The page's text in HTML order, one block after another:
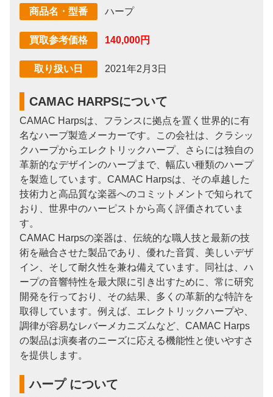
商品名・型番 ハープ
買取参考価格 140,000円
取り扱い日 2021年2月3日
CAMAC HARPSについて
CAMAC Harpsは、フランスに拠点を置く世界的に有
名なハープ製造メーカーです。この会社は、クラシッ
クハープからエレクトリックハープ、さらには独自の
革新的なデザインのハープまで、幅広い種類のハープ
を製造しています。CAMAC Harpsは、その卓越した
技術力と高品質な楽器へのコミットメントで知られて
おり、世界中のハーピストから高く評価されていま
す。
CAMAC Harpsの楽器は、伝統的な職人技と最新の技
術を融合させた製品であり、優れた音質、美しいデザ
イン、そして耐久性を兼ね備えています。同社は、ハ
ープの音響特性を最大限に引き出すために、常に研究
開発を行っており、その結果、多くの革新的な特許を
取得しています。例えば、エレクトリックハープや、
調律が容易なレバーメカニズムなど、CAMAC Harps
の製品は演奏者のニーズに応える機能性と使いやすさ
を提供します。
ハープ について